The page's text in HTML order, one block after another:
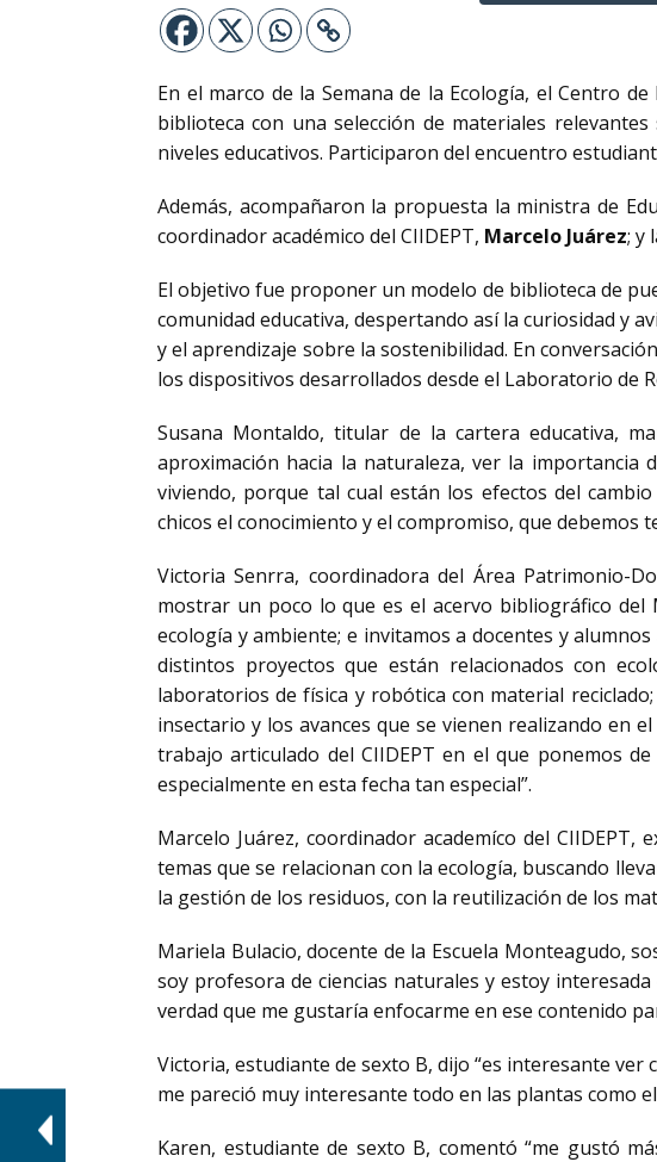
En el marco de la Semana de la Ecología, el Centro
biblioteca con una selección de materiales
niveles educativos. Participaron del encuentro
Además, acompañaron la propuesta la ministra de
coordinador académico del CIIDEPT, Marcelo Juárez; y
El objetivo fue proponer un modelo de biblioteca de
comunidad educativa, despertando así la curiosidad y
y el aprendizaje sobre la sostenibilidad. En
los dispositivos desarrollados desde el Laboratorio de
Susana Montaldo, titular de la cartera educativa,
aproximación hacia la naturaleza, ver la importancia
viviendo, porque tal cual están los efectos del
chicos el conocimiento y el compromiso, que debemos
Victoria Senrra, coordinadora del Área Patrimonio-
mostrar un poco lo que es el acervo bibliográfico del
ecología y ambiente; e invitamos a docentes y
distintos proyectos que están relacionados con
laboratorios de física y robótica con material
insectario y los avances que se vienen realizando en
trabajo articulado del CIIDEPT en el que ponemos
especialmente en esta fecha tan especial”.
Marcelo Juárez, coordinador academíco del
temas que se relacionan con la ecología, buscando
la gestión de los residuos, con la reutilización de los
Mariela Bulacio, docente de la Escuela Monteagudo,
soy profesora de ciencias naturales y estoy
verdad que me gustaría enfocarme en ese contenido
Victoria, estudiante de sexto B, dijo “es interesante ver
me pareció muy interesante todo en las plantas como
Karen, estudiante de sexto B, comentó “me gustó